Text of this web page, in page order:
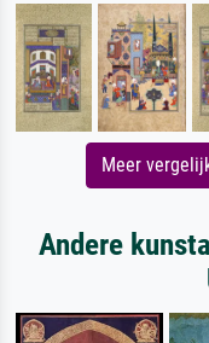
Meer
Andere